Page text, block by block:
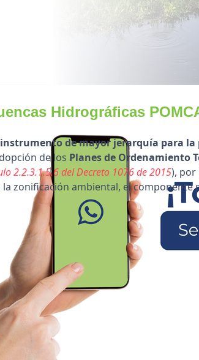
Hidrográficas
instrumento de mayor jerarquía para la
de los Planes de Ordenamiento
2.2.3.1.5.6 del Decreto 1076 de 2015), por
zonificación ambiental, el componente